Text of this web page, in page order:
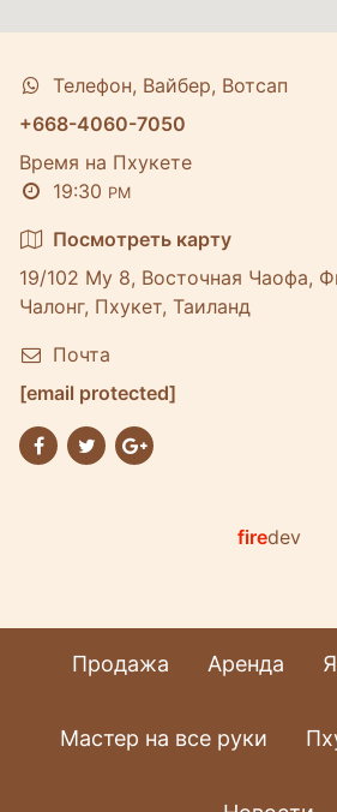
Телефон, Вайбер, Вотсап
+668-4060-7050
Время на Пхукете
19:30 PM
Посмотреть карту
19/102 Му 8, Восточная Чаофа,
Чалонг, Пхукет, Таиланд
Почта
[email protected]
firedev
Продажа Аренда
Мастер на все руки